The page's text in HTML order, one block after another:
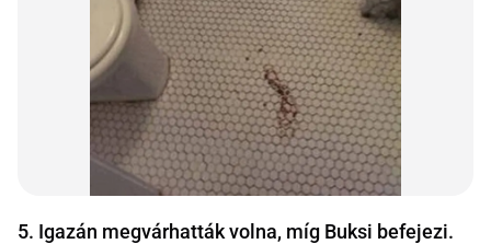
5. Igazán megvárhatták volna, míg Buksi befejezi.